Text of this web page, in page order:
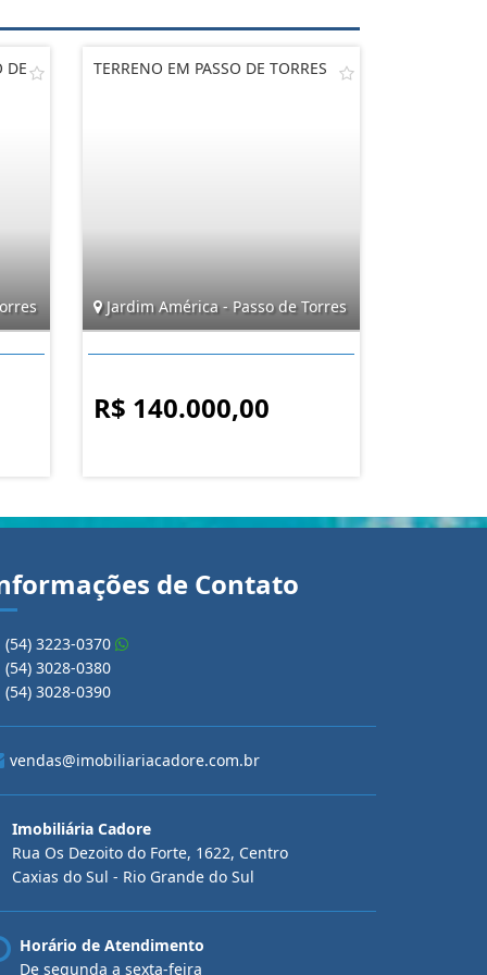
DE TERRENO EM PASSO DE TORRES
Jardim América - Passo de Torres
R$ 140.000,00
de Contato
(54) 3223-0370
(54) 3028-0380
(54) 3028-0390
vendas@imobiliariacadore.com.br
Imobiliária Cadore
Rua Os Dezoito do Forte, 1622, Centro
Caxias do Sul - Rio Grande do Sul
Horário de Atendimento
De segunda a sexta-feira